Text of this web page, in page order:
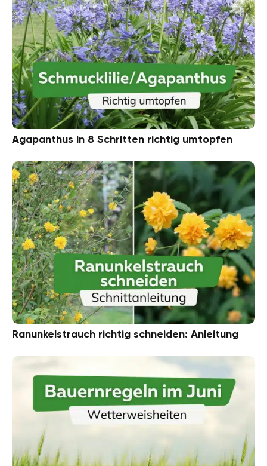
Agapanthus in 8 Schritten richtig umtopfen
Ranunkelstrauch richtig schneiden: Anleitung